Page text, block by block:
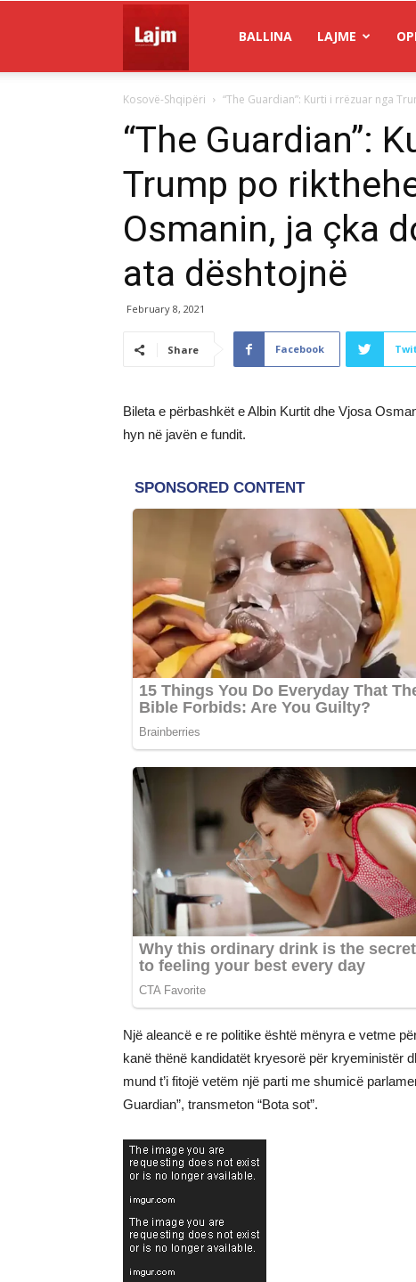
Lajm
BALLINA LAJME
Kosovë-Shqipëri “The Guardian”: Kurti i rrëzuar nga
“The Guardian”:
Trump po
Osmanin, ja çka
ata dështojnë
February 8, 2021
Share Facebook
Bileta e përbashkët e Albin Kurtit dhe Vjosa
hyn në javën e fundit.
Një aleancë e re politike është mënyra e vetme
kanë thënë kandidatët kryesorë për kryeministër
mund t’i fitojë vetëm një parti me shumicë
Guardian”, transmeton “Bota sot”.